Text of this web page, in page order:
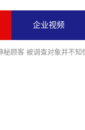
企业视频
秘顾客 被调查对象并不知